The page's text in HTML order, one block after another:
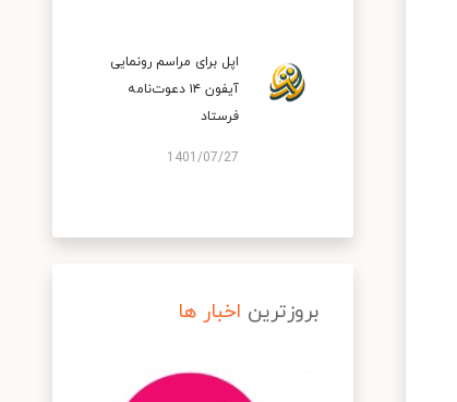
اپل برای مراسم رونمایی
آیفون ۱۴ دعوت‌نامه
فرستاد
1401/07/27
بروزترین اخبار ها